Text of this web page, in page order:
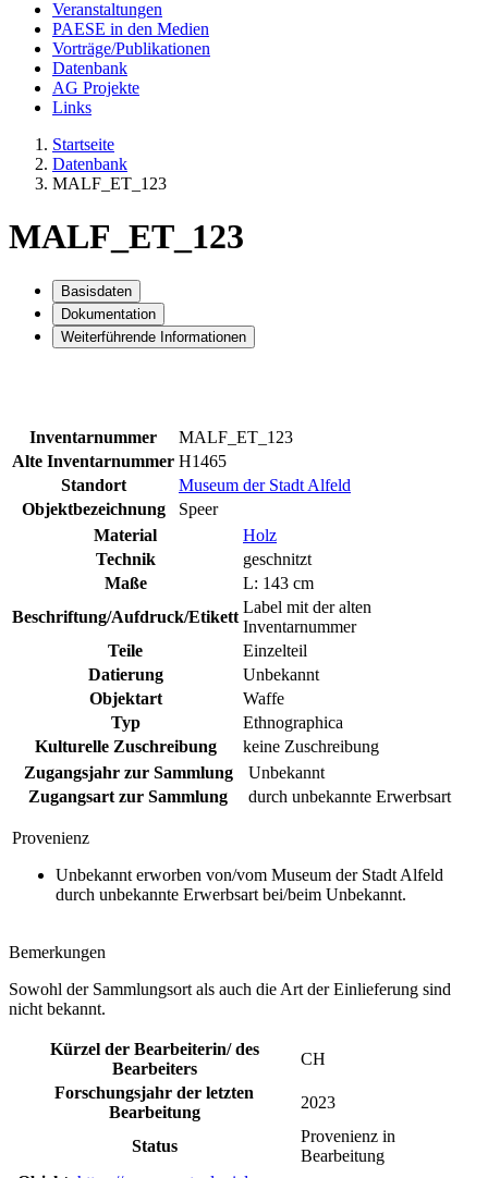
Veranstaltungen
PAESE in den Medien
Vorträge/Publikationen
Datenbank
AG Projekte
Links
Startseite
Datenbank
MALF_ET_123
MALF_ET_123
Basisdaten
Dokumentation
Weiterführende Informationen
Inventarnummer
MALF_ET_123
Alte Inventarnummer H1465
Standort
Museum der Stadt Alfeld
Objektbezeichnung
Speer
Material
Holz
Technik
geschnitzt
Maße
L: 143 cm
Beschriftung/Aufdruck/Etikett
Label mit der alten
Inventarnummer
Teile
Einzelteil
Datierung
Unbekannt
Objektart
Waffe
Typ
Ethnographica
Kulturelle Zuschreibung
keine Zuschreibung
Zugangsjahr zur Sammlung
Unbekannt
Zugangsart zur Sammlung
durch unbekannte Erwerbsart
Provenienz
Unbekannt erworben von/vom Museum der Stadt Alfeld
durch unbekannte Erwerbsart bei/beim Unbekannt.
Bemerkungen
Sowohl der Sammlungsort als auch die Art der Einlieferung sind
nicht bekannt.
Kürzel der Bearbeiterin/ des
Bearbeiters
CH
Forschungsjahr der letzten
Bearbeitung
2023
Status
Provenienz in
Bearbeitung